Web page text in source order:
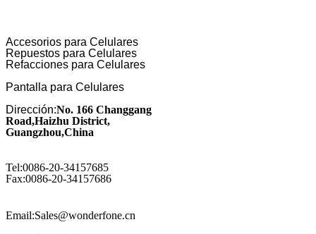
Accesorios para Celulares
Repuestos para Celulares
Refacciones para Celulares
Pantalla para Celulares
Dirección:No. 166 Changgang
Road,Haizhu District,
Guangzhou,China
Tel:0086-20-34157685
Fax:0086-20-34157686
Email:Sales@wonderfone.cn